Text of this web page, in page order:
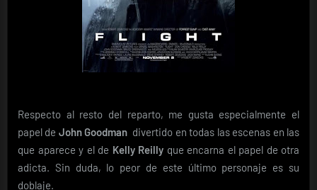
Respecto al resto del reparto, me gusta especialmente el
papel de John Goodman divertido en todas las escenas en las
que aparece y el de Kelly Reilly que encarna el papel de otra
adicta. Sin duda, lo peor de este último personaje es su
doblaje.